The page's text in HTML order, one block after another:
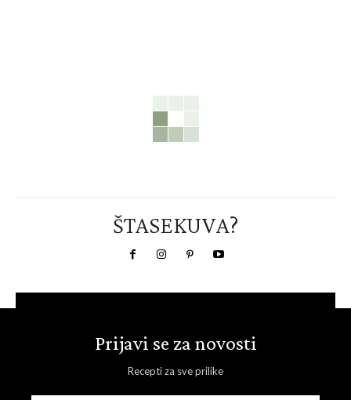
ŠTASEKUVA?
Prijavi se za novosti
Recepti za sve prilike